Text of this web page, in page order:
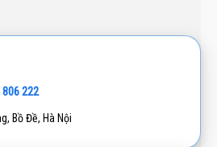
222
Bồ Đề, Hà Nội